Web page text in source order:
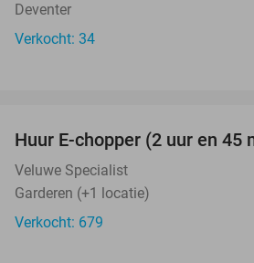
Deventer
Verkocht: 34
Huur E-chopper (2 uur en 45
Veluwe Specialist
Garderen (+1 locatie)
Verkocht: 679